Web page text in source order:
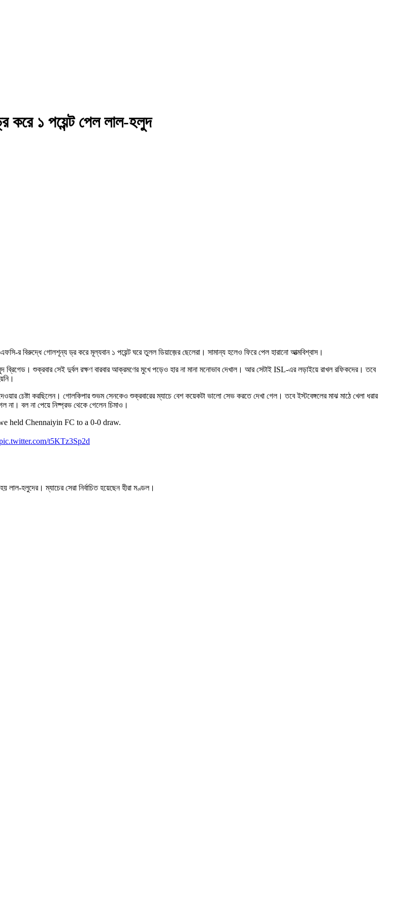
১ পয়েন্ট পেল লাল-হলুদ
র বিরুদ্ধে গোলশূন্য ড্র করে মূল্যবান ১ পয়েন্ট ঘরে তুলল ডিয়াজ়ের ছেলেরা। সামান্য হলেও ফিরে পেল হারানো আত্মবিশ্বাস।
শুক্রবার সেই দুর্বল রক্ষণ বারবার আক্রমণের মুখে পড়েও হার না মানা মনোভাব দেখাল। আর সেটাই ISL-এর লড়াইয়ে রাখল রফিকদের। তবে
চেষ্টা করছিলেন। গোলকিপার শুভম সেনকেও শুক্রবারের ম্যাচে বেশ কয়েকটা ভালো সেভ করতে দেখা গেল। তবে ইস্টবেঙ্গলের মাঝ মাঠে খেলা ধরার
না। বল না পেয়ে নিষ্প্রভ থেকে গেলেন চিমাও।
held Chennaiyin FC to a 0-0 draw.
t5KTz3Sp2d
হলুদের। ম্যাচের সেরা নির্বাচিত হয়েছেন হীরা মণ্ডল।